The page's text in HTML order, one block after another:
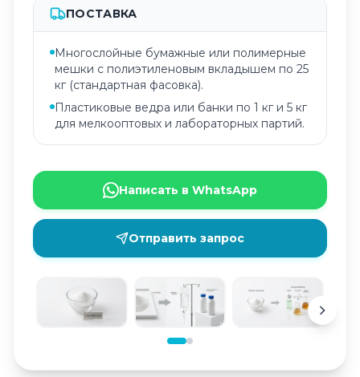
ПОСТАВКА
Многослойные бумажные или полимерные
мешки с полиэтиленовым вкладышем по 25
кг (стандартная фасовка).
Пластиковые ведра или банки по 1 кг и 5 кг
для мелкооптовых и лабораторных партий.
Написать в WhatsApp
Отправить запрос